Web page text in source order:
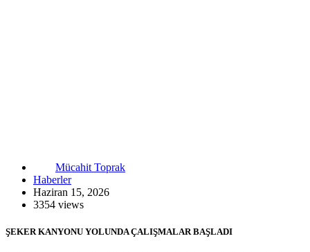
Mücahit Toprak
Haberler
Haziran 15, 2026
3354 views
ŞEKER KANYONU YOLUNDA ÇALIŞMALAR BAŞLADI